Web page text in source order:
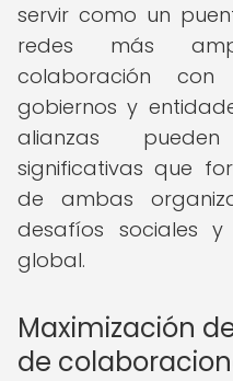
servir como un
redes más
colaboración con
gobiernos y
alianzas
significativas que
de ambas
desafíos sociales
global.
Maximización
de